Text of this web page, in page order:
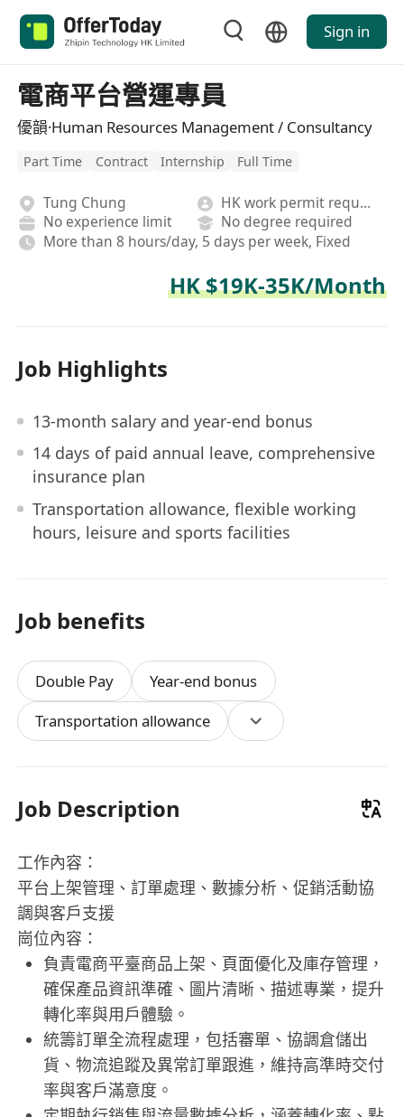
Sign in
電商平台營運專員
優韻·Human Resources Management / Consultancy
Part Time Contract Internship Full Time
Tung Chung
HK work permit required
No experience limit
No degree required
More than 8 hours/day, 5 days per week, Fixed
HK $19K-35K/Month
Job Highlights
13-month salary and year-end bonus
14 days of paid annual leave, comprehensive
insurance plan
Transportation allowance, flexible working
hours, leisure and sports facilities
Job benefits
Double Pay
Year-end bonus
Transportation allowance
Job Description
工作內容：
平台上架管理、訂單處理、數據分析、促銷活動協
調與客戶支援
崗位內容：
負責電商平臺商品上架、頁面優化及庫存管理，
確保產品資訊準確、圖片清晰、描述專業，提升
轉化率與用戶體驗。
統籌訂單全流程處理，包括審單、協調倉儲出
貨、物流追蹤及異常訂單跟進，維持高準時交付
率與客戶滿意度。